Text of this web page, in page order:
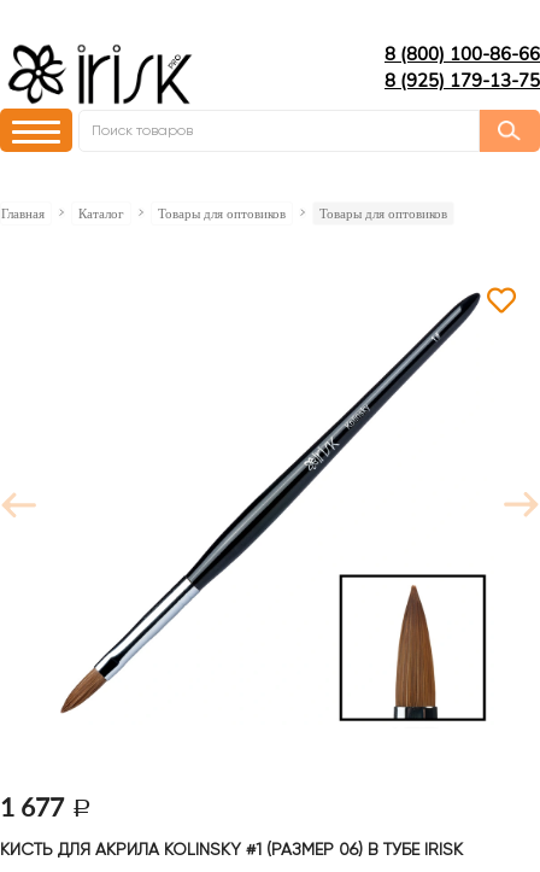
8 (800) 100-86-66
8 (925) 179-13-75
Главная Каталог Товары для оптовиков Товары для оптовиков
1 677
КИСТЬ ДЛЯ АКРИЛА KOLINSKY #1 (РАЗМЕР 06) В ТУБЕ IRISK